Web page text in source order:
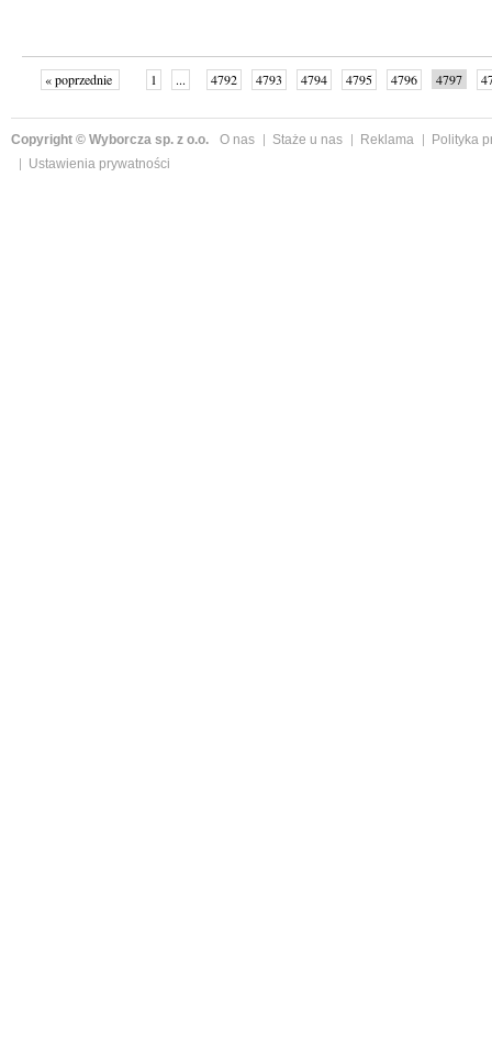
« poprzednie 1 ... 4792 4793 4794 4795 4796 4797
Copyright © Wyborcza sp. z o.o. O nas Staże u nas Reklama
Polityka
Ustawienia prywatności